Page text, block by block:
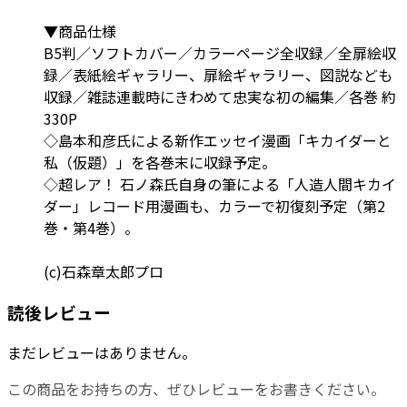
▼商品仕様
B5判／ソフトカバー／カラーページ全収録／全扉絵収
録／表紙絵ギャラリー、扉絵ギャラリー、図説なども
収録／雑誌連載時にきわめて忠実な初の編集／各巻 約
330P
◇島本和彦氏による新作エッセイ漫画「キカイダーと
私（仮題）」を各巻末に収録予定。
◇超レア！ 石ノ森氏自身の筆による「人造人間キカイ
ダー」レコード用漫画も、カラーで初復刻予定（第2
巻・第4巻）。
(c)石森章太郎プロ
読後レビュー
まだレビューはありません。
この商品をお持ちの方、ぜひレビューをお書きください。